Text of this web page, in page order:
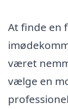
At finde en
været
vælge en